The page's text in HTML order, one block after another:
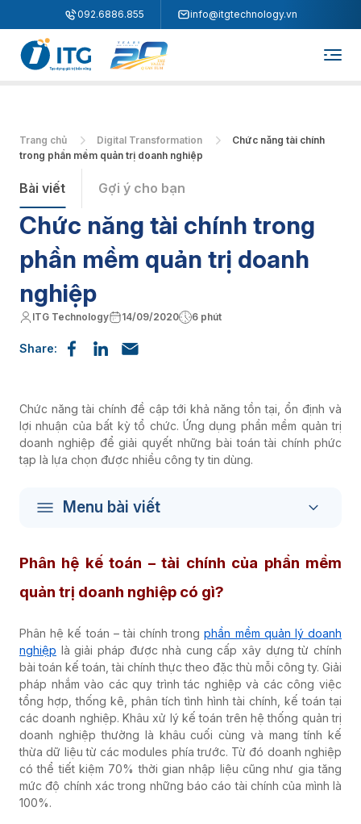
092.6886.855 info@itgtechnology.vn
Trang chủ Digital Transformation
Chức năng tài chính
trong phần mềm quản trị doanh nghiệp
Bài viết Gợi ý cho bạn
Chức năng tài chính trong
phần mềm quản trị doanh
nghiệp
ITG Technology 14/09/2020 6 phút
Share:
Chức năng tài chính đề cập tới khả năng tồn tại, ổn định và
lợi nhuận của bất kỳ tổ chức. Ứng dụng phần mềm quản trị
doanh nghiệp để giải quyết những bài toán tài chính phức
tạp là lựa chọn được nhiều công ty tin dùng.
Menu bài viết
Phân hệ kế toán – tài chính của phần mềm
quản trị doanh nghiệp có gì?
Phân hệ kế toán – tài chính trongphần mềm quản lý doanh
nghiệp là giải pháp được nhà cung cấp xây dựng từ chính
bài toán kế toán, tài chính thực theo đặc thù mỗi công ty. Giải
pháp nhắm vào các quy trình tác nghiệp và các công việc
tổng hợp, thống kê, phân tích tình hình tài chính, kế toán tại
các doanh nghiệp. Khâu xử lý kế toán trên hệ thống quản trị
doanh nghiệp thường là khâu cuối cùng và mang tính kế
thừa dữ liệu từ các modules phía trước. Từ đó doanh nghiệp
có thể tiết kiệm 70% thời gian nhập liệu cũng như gia tăng
mức độ chính xác trong những báo cáo tài chính của mình là
100%.